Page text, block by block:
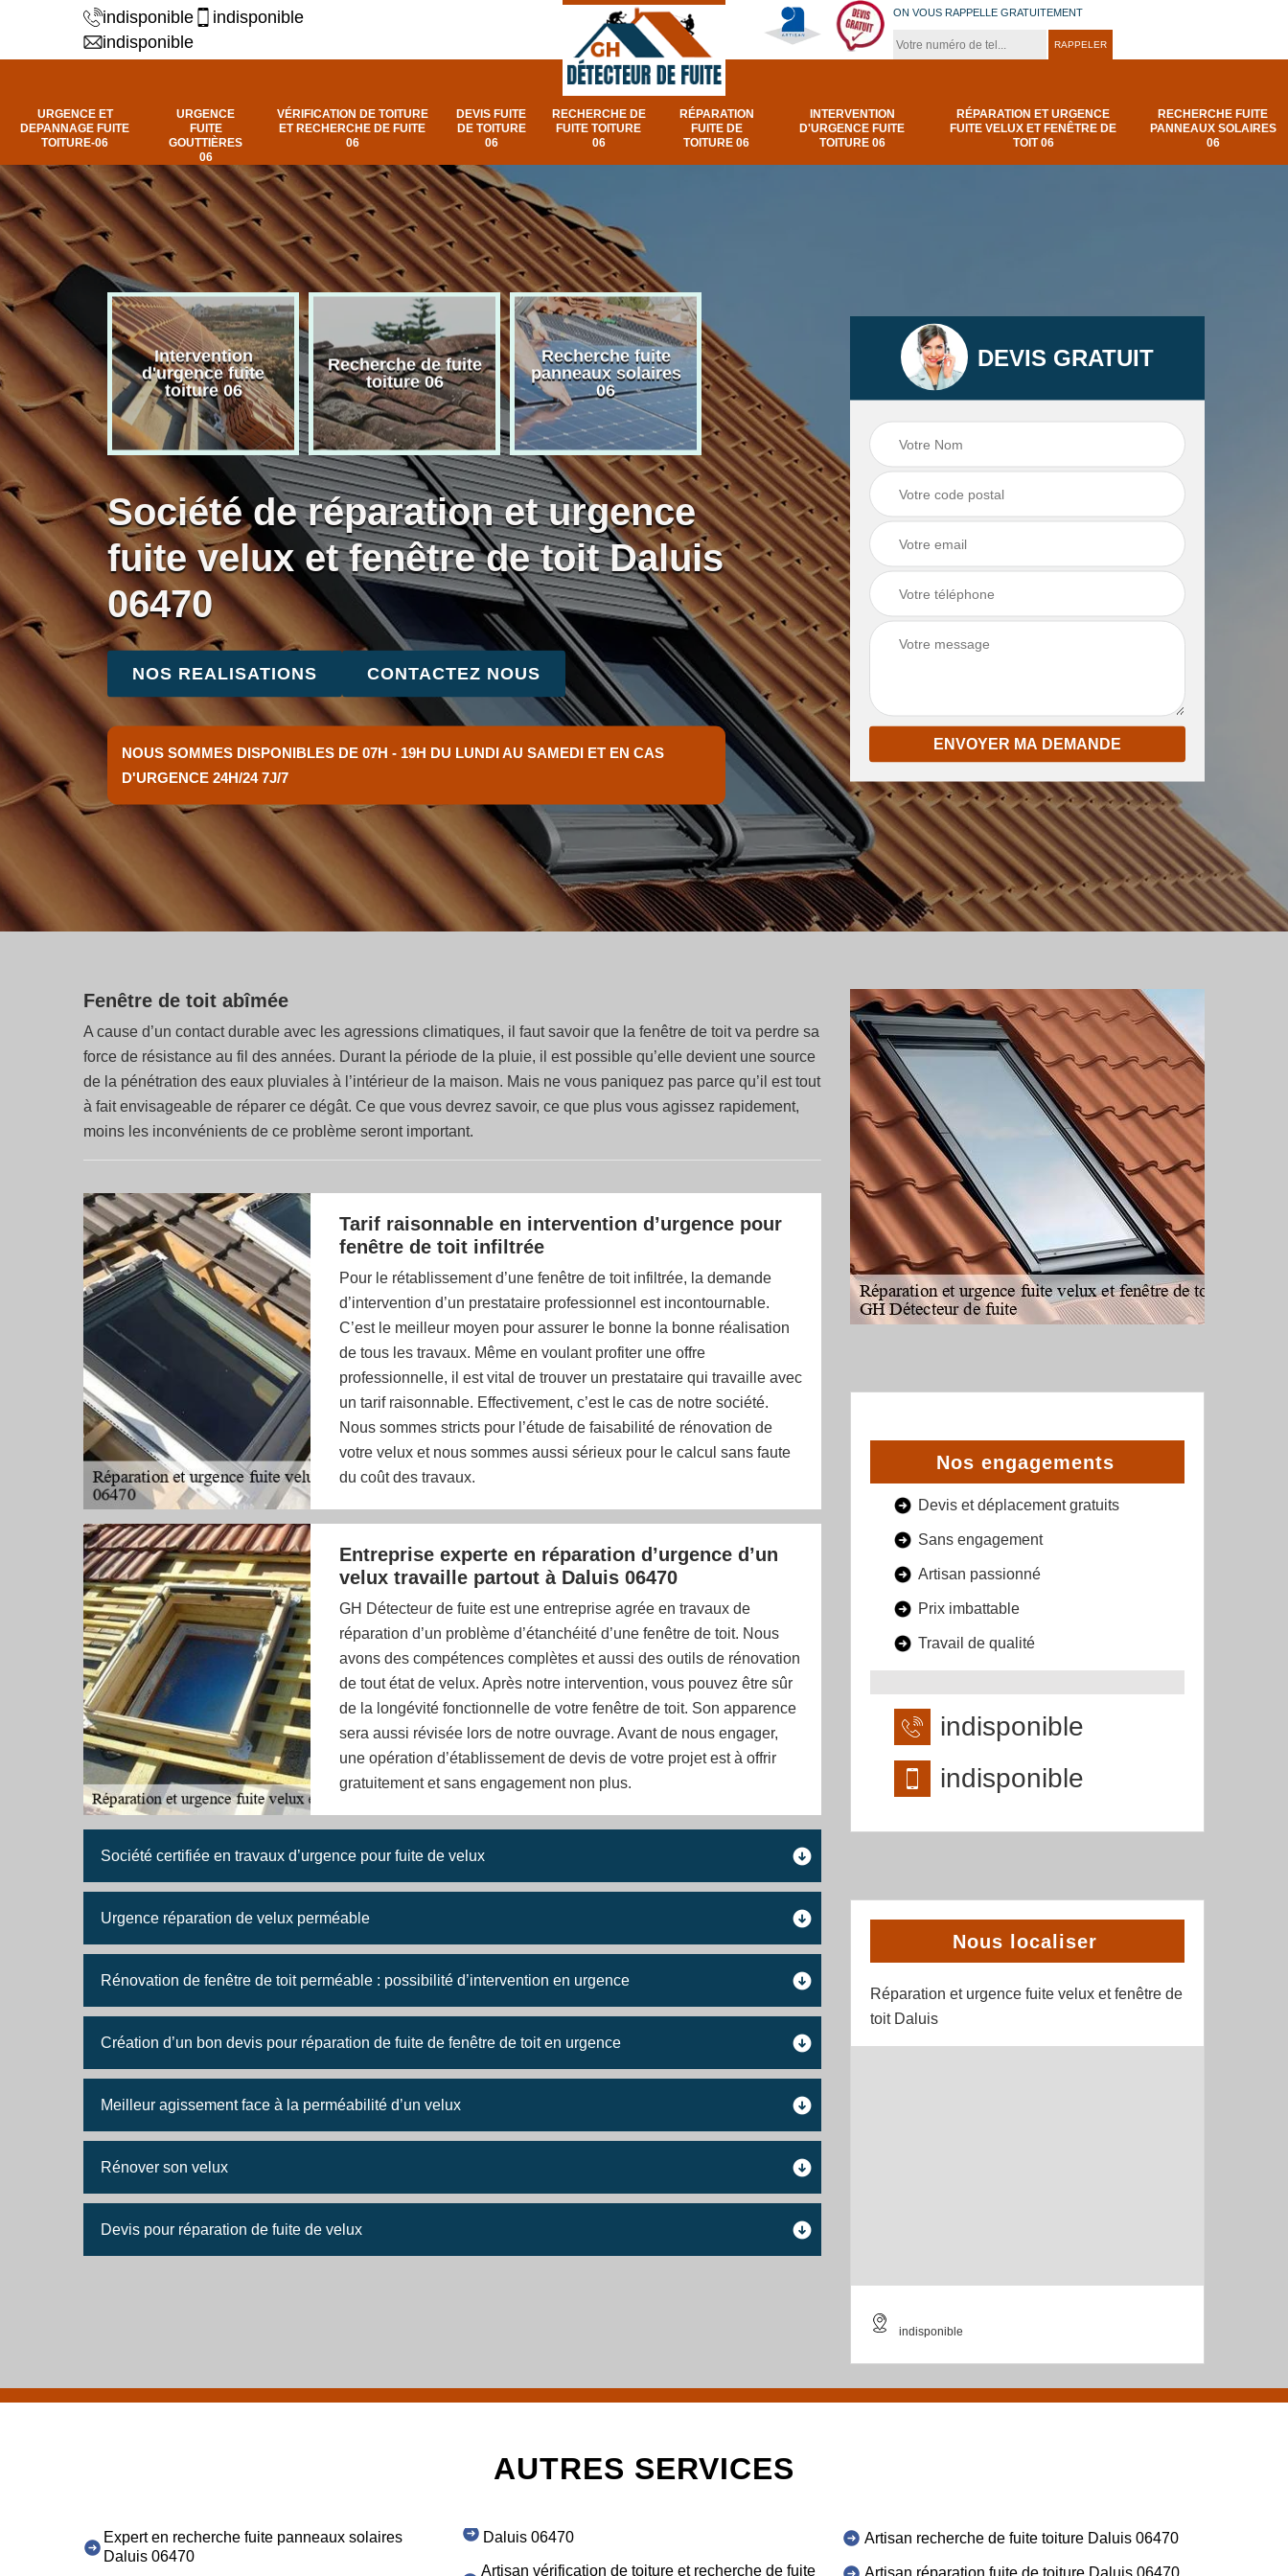
indisponible
indisponible
indisponible
ON VOUS RAPPELLE GRATUITEMENT
URGENCE ET
DEPANNAGE FUITE
TOITURE-06
URGENCE
FUITE
GOUTTIÈRES
06
VÉRIFICATION DE TOITURE
ET RECHERCHE DE FUITE
06
DEVIS FUITE
DE TOITURE
06
RECHERCHE DE
FUITE TOITURE
06
RÉPARATION
FUITE DE
TOITURE 06
INTERVENTION
D'URGENCE FUITE
TOITURE 06
RÉPARATION ET URGENCE
FUITE VELUX ET FENÊTRE DE
TOIT 06
RECHERCHE FUITE
PANNEAUX SOLAIRES
06
de
06
Intervention
d'urgence fuite
toiture 06
Recherche de fuite
toiture 06
Recherche fuite
panneaux solaires
06
urgence fuite velux
et fenêtre de toit 06
Réparation fuite de
Société de réparation et urgence
fuite velux et fenêtre de toit Daluis
06470
NOS REALISATIONS CONTACTEZ NOUS
NOUS SOMMES DISPONIBLES DE 07H - 19H DU LUNDI AU SAMEDI ET EN CAS
D'URGENCE 24H/24 7J/7
DEVIS GRATUIT
Fenêtre de toit abîmée
A cause d’un contact durable avec les agressions climatiques, il faut savoir que la fenêtre de toit va perdre sa
force de résistance au fil des années. Durant la période de la pluie, il est possible qu’elle devient une source
de la pénétration des eaux pluviales à l’intérieur de la maison. Mais ne vous paniquez pas parce qu’il est tout
à fait envisageable de réparer ce dégât. Ce que vous devrez savoir, ce que plus vous agissez rapidement,
moins les inconvénients de ce problème seront important.
Tarif raisonnable en intervention d’urgence pour
fenêtre de toit infiltrée
Pour le rétablissement d’une fenêtre de toit infiltrée, la demande
d’intervention d’un prestataire professionnel est incontournable.
C’est le meilleur moyen pour assurer le bonne la bonne réalisation
de tous les travaux. Même en voulant profiter une offre
professionnelle, il est vital de trouver un prestataire qui travaille avec
un tarif raisonnable. Effectivement, c’est le cas de notre société.
Nous sommes stricts pour l’étude de faisabilité de rénovation de
votre velux et nous sommes aussi sérieux pour le calcul sans faute
du coût des travaux.
Entreprise experte en réparation d’urgence d’un
velux travaille partout à Daluis 06470
GH Détecteur de fuite est une entreprise agrée en travaux de
réparation d’un problème d’étanchéité d’une fenêtre de toit. Nous
avons des compétences complètes et aussi des outils de rénovation
de tout état de velux. Après notre intervention, vous pouvez être sûr
de la longévité fonctionnelle de votre fenêtre de toit. Son apparence
sera aussi révisée lors de notre ouvrage. Avant de nous engager,
une opération d’établissement de devis de votre projet est à offrir
gratuitement et sans engagement non plus.
Société certifiée en travaux d’urgence pour fuite de velux
Urgence réparation de velux perméable
Rénovation de fenêtre de toit perméable : possibilité d’intervention en urgence
Création d’un bon devis pour réparation de fuite de fenêtre de toit en urgence
Meilleur agissement face à la perméabilité d’un velux
Rénover son velux
Devis pour réparation de fuite de velux
Nos engagements
Devis et déplacement gratuits
Sans engagement
Artisan passionné
Prix imbattable
Travail de qualité
indisponible
indisponible
Nous localiser
Réparation et urgence fuite velux et fenêtre de
toit Daluis
indisponible
AUTRES SERVICES
Expert en recherche fuite panneaux solaires
Daluis 06470
Daluis 06470
Artisan vérification de toiture et recherche de fuite
Artisan recherche de fuite toiture Daluis 06470
Artisan réparation fuite de toiture Daluis 06470